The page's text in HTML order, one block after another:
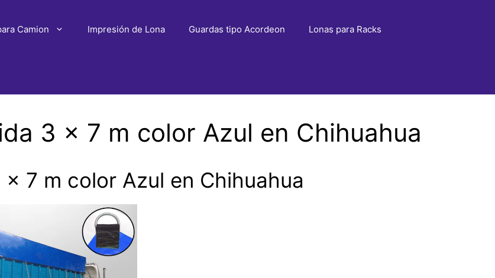
Camion Impresión de Lona Guardas tipo Acordeon Lonas para Racks
3 x 7 m color Azul en Chihuahua
7 m color Azul en Chihuahua